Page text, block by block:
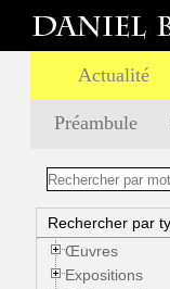
Actualité
Préambule
Rechercher par
Œuvres
Expositions